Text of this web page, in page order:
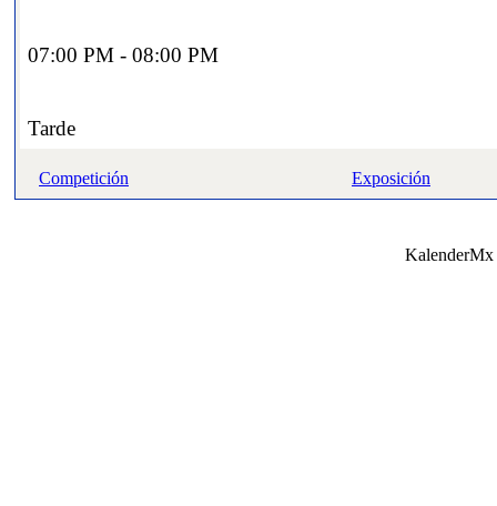
07:00 PM - 08:00 PM
Tarde
Competición Exposición
KalenderMx